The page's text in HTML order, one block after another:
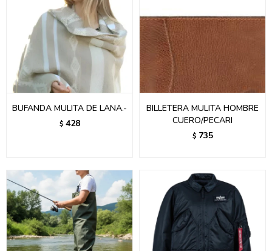
BUFANDA MULITA DE LANA.-
$ 428
BILLETERA MULITA HOMBRE
CUERO/PECARI
$ 735